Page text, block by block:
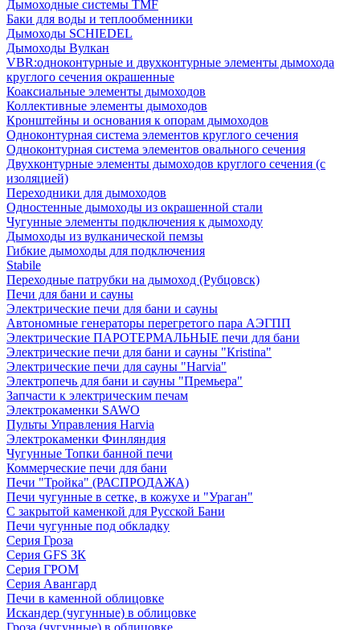
Дымоходные системы TMF
Баки для воды и теплообменники
Дымоходы SCHIEDEL
Дымоходы Вулкан
VBR:одноконтурные и двухконтурные элементы дымохода
круглого сечения окрашенные
Коаксиальные элементы дымоходов
Коллективные элементы дымоходов
Кронштейны и основания к опорам дымоходов
Одноконтурная система элементов круглого сечения
Одноконтурная система элементов овального сечения
Двухконтурные элементы дымоходов круглого сечения (с
изоляцией)
Переходники для дымоходов
Одностенные дымоходы из окрашенной стали
Чугунные элементы подключения к дымоходу
Дымоходы из вулканической пемзы
Гибкие дымоходы для подключения
Stabile
Переходные патрубки на дымоход (Рубцовск)
Печи для бани и сауны
Электрические печи для бани и сауны
Автономные генераторы перегретого пара АЭГПП
Электрические ПАРОТЕРМАЛЬНЫЕ печи для бани
Электрические печи для бани и сауны "Кristina"
Электрические печи для сауны "Harvia"
Электропечь для бани и сауны "Премьера"
Запчасти к электрическим печам
Электрокаменки SAWO
Пульты Управления Harvia
Электрокаменки Финляндия
Чугунные Топки банной печи
Коммерческие печи для бани
Печи "Тройка" (РАСПРОДАЖА)
Печи чугунные в сетке, в кожухе и "Ураган"
С закрытой каменкой для Русской Бани
Печи чугунные под обкладку
Серия Гроза
Серия GFS ЗК
Серия ГРОМ
Серия Авангард
Печи в каменной облицовке
Искандер (чугунные) в облицовке
Гроза (чугунные) в облицовке